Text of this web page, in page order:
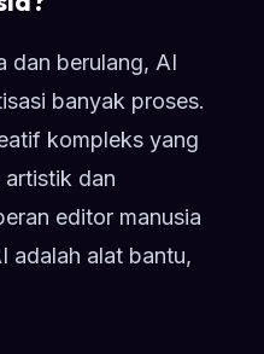
dan berulang, AI
banyak proses.
kompleks yang
artistik dan
editor manusia
adalah alat bantu,